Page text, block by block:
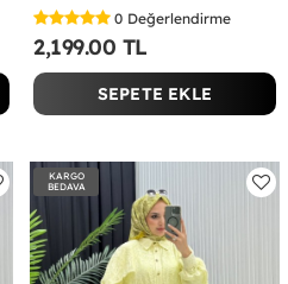
0 Değerlendirme
2,199.00 TL
SEPETE EKLE
KARGO
BEDAVA